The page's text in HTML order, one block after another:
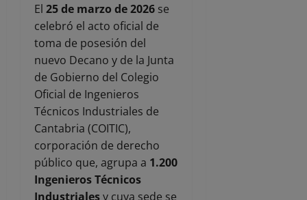
El 25 de marzo de 2026 se
celebró el acto oficial de
toma de posesión del
nuevo Decano y de la Junta
de Gobierno del Colegio
Oficial de Ingenieros
Técnicos Industriales de
Cantabria (COITIC),
corporación de derecho
público que, agrupa a 1.200
Ingenieros Técnicos
Industrialesy cuya sede se